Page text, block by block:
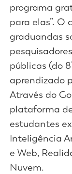
programa
para elas”. O
graduandas
públicas (do
aprendizado
Através do
plataforma
estudantes
Inteligência
e Web,
Nuvem.